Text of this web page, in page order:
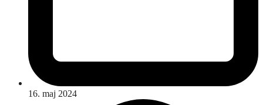
16. maj 2024